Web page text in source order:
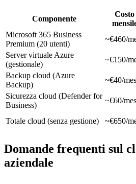
Componente
Costo
Microsoft 365 Business
Premium (20 utenti)
~€460/
Server virtuale Azure
(gestionale)
~€150/
Backup cloud (Azure
Backup)
~€40/
Sicurezza cloud (Defender for
Business)
~€60/
Totale cloud (senza gestione) ~€650/
Domande frequenti sul
aziendale